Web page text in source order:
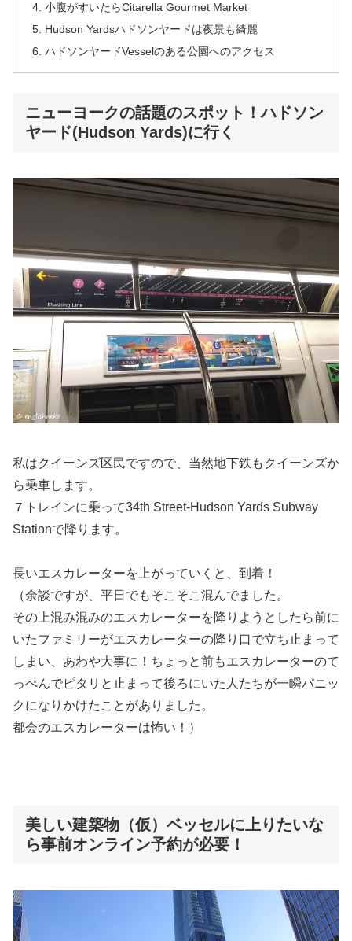
小腹がすいたらCitarella Gourmet Market
Hudson Yardsハドソンヤードは夜景も綺麗
ハドソンヤードVesselのある公園へのアクセス
ニューヨークの話題のスポット！ハドソン
ヤード(Hudson Yards)に行く
私はクイーンズ区民ですので、当然地下鉄もクイーンズか
ら乗車します。
７トレインに乗って34th Street-Hudson Yards Subway
Stationで降ります。
長いエスカレーターを上がっていくと、到着！
（余談ですが、平日でもそこそこ混んでました。
その上混み混みのエスカレーターを降りようとしたら前に
いたファミリーがエスカレーターの降り口で立ち止まって
しまい、あわや大事に！ちょっと前もエスカレーターのて
っぺんでピタリと止まって後ろにいた人たちが一瞬パニッ
クになりかけたことがありました。
都会のエスカレーターは怖い！）
美しい建築物（仮）ベッセルに上りたいな
ら事前オンライン予約が必要！